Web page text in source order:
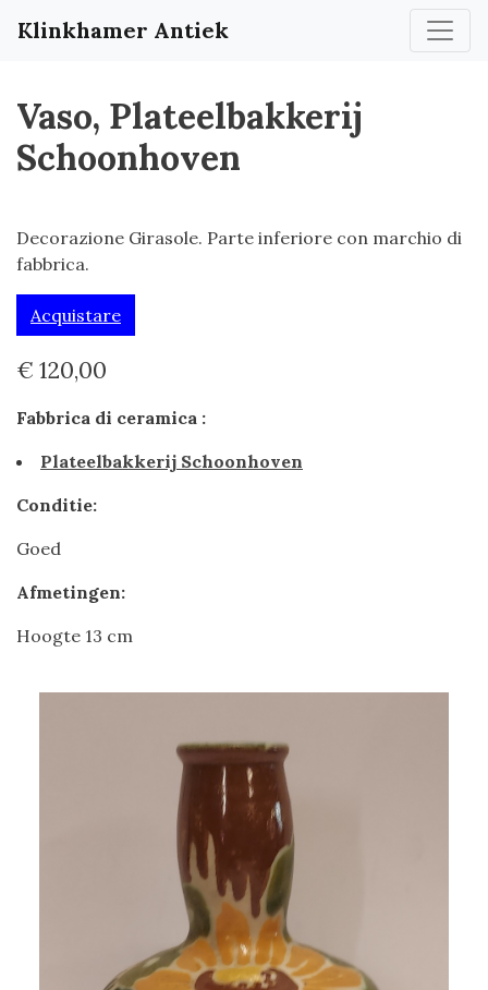
Klinkhamer Antiek
Vaso, Plateelbakkerij
Schoonhoven
Decorazione Girasole. Parte inferiore con marchio di
fabbrica.
Acquistare
€ 120,00
Fabbrica di ceramica :
Plateelbakkerij Schoonhoven
Conditie:
Goed
Afmetingen:
Hoogte 13 cm